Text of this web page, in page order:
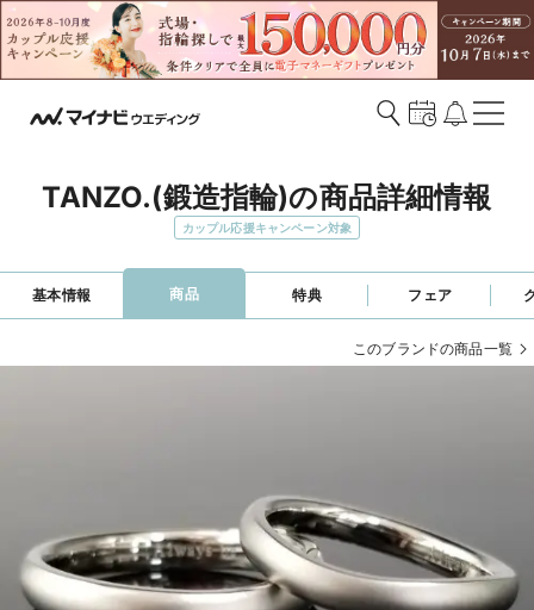
TANZO.(鍛造指輪)の商品詳細情報
カップル応援キャンペーン対象
基本情報 商品 特典 フェア
このブランドの商品一覧